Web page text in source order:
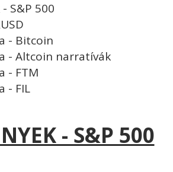
S&P 500
- Bitcoin
- Altcoin narratívák
- FTM
- FIL
- S&P 500